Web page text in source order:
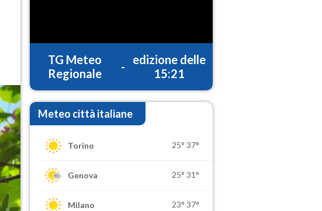
TG Meteo
Regionale
-
edizione delle
15:21
Meteo città italiane
Torino 25° 37°
Genova 25° 31°
Milano 23° 37°